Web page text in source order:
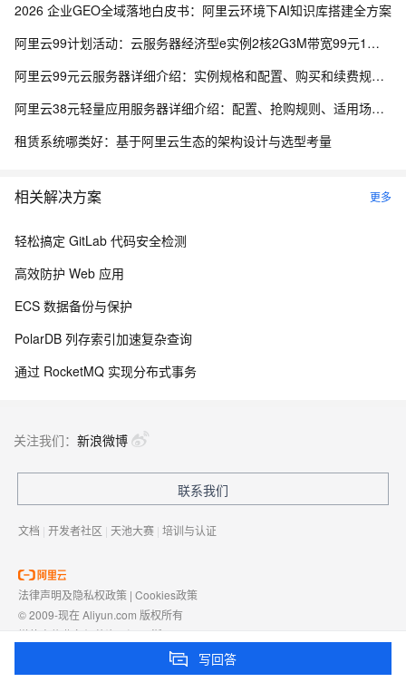
2026 企业GEO全域落地白皮书：阿里云环境下AI知识库搭建全方案
阿里云99计划活动：云服务器经济型e实例2核2G3M带宽99元1年，还有99套餐专属优惠
阿里云99元云服务器详细介绍：实例规格和配置、购买和续费规则、适用场景解析
阿里云38元轻量应用服务器详细介绍：配置、抢购规则、适用场景与选购攻略
租赁系统哪类好：基于阿里云生态的架构设计与选型考量
相关解决方案 更多
轻松搞定 GitLab 代码安全检测
高效防护 Web 应用
ECS 数据备份与保护
PolarDB 列存索引加速复杂查询
通过 RocketMQ 实现分布式事务
写回答
关注我们： 新浪微博
联系我们
文档 | 开发者社区 | 天池大赛 | 培训与认证
法律声明及隐私权政策 | Cookies政策
© 2009-现在 Aliyun.com 版权所有
增值电信业务经营许可证： 浙B2-20080101
浙D3-20210002
浙公网安备 33010602009975号浙B2-20080101-4